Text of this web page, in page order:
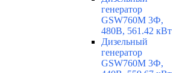
генератор
GSW760M 3Ф,
480В, 561.42 кВт
Дизельный
генератор
GSW760M 3Ф,